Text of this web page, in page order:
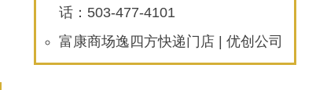
话：503-477-4101
富康商场逸四方快递门店 | 优创公司